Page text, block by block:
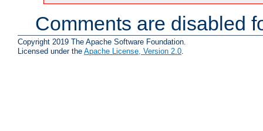
Comments are disabled
Copyright 2019 The Apache Software Foundation.
Licensed under the Apache License, Version 2.0.